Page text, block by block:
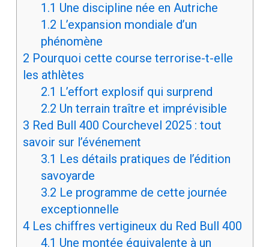
1.1 Une discipline née en Autriche
1.2 L’expansion mondiale d’un
phénomène
2 Pourquoi cette course terrorise-t-elle
les athlètes
2.1 L’effort explosif qui surprend
2.2 Un terrain traître et imprévisible
3 Red Bull 400 Courchevel 2025 : tout
savoir sur l’événement
3.1 Les détails pratiques de l’édition
savoyarde
3.2 Le programme de cette journée
exceptionnelle
4Les chiffres vertigineux du Red Bull 400
4.1 Une montée équivalente à un